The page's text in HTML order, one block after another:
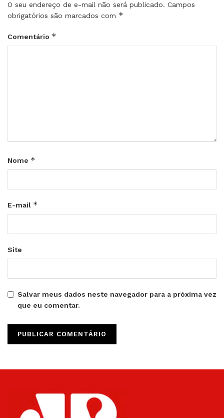
O seu endereço de e-mail não será publicado. Campos
obrigatórios são marcados com *
Comentário *
Nome *
E-mail *
Site
Salvar meus dados neste navegador para a próxima vez
que eu comentar.